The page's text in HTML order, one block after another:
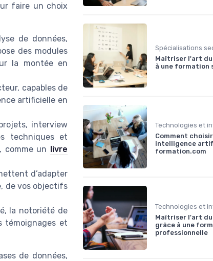
faire un choix
de données,
des modules
la montée en
capables de
artificielle en
interview
techniques et
comme un livre
d’adapter
de vos objectifs
la notoriété de
témoignages et
de données,
Maîtriser l'art
à une formation
Comment
intelligence
formation.com
Maîtriser l'art
grâce à une
professionnelle